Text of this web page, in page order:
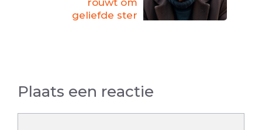
geliefde ster
Plaats een reactie